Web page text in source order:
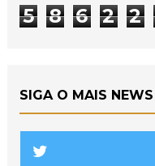
5 8 6 2 2
SIGA O MAIS NEWS